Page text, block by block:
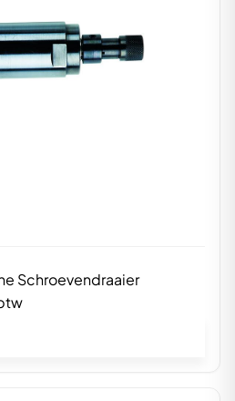
Schroevendraaier